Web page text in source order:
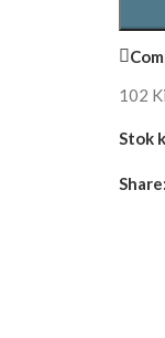
102
Stok
Share: